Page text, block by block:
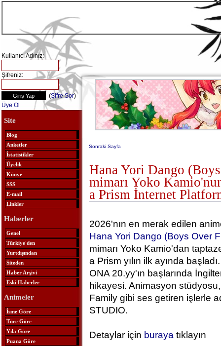
Kullanıcı Adınız:
Şifreniz:
(Şifre Sor)
Üye Ol
Site
Blog
Anketler
İstatistikler
Üyelik
Künye
SSS
E-mail
Linkler
Haberler
Genel
Türkiye'den
Yurtdışından
Siteden
Haber Arşivi
Eski Haberler
Animeler
İsme Göre
Türe Göre
Yıla Göre
Puana Göre
Sonraki Sayfa
Hana Yori Dango
mimarı Yoko
a Prism İnternet
2026'nın en merak edilen
Hana Yori Dango (Boys Over
mimarı Yoko Kamio'dan
a Prism yılın ilk ayında
ONA 20.yy'ın başlarında
hikayesi. Animasyon
Family gibi ses getiren işlerle
STUDIO.
Detaylar için buraya tıklayın